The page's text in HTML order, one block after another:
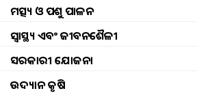
ମତ୍ସ୍ୟ ଓ ପଶୁ ପାଳନ
ସ୍ୱାସ୍ଥ୍ୟ ଏବଂ ଜୀବନଶୈଳୀ
ସରକାରୀ ଯୋଜନା
ଉଦ୍ୟାନ କୃଷି
Benefits of rohu fish
Pradhan Mantri